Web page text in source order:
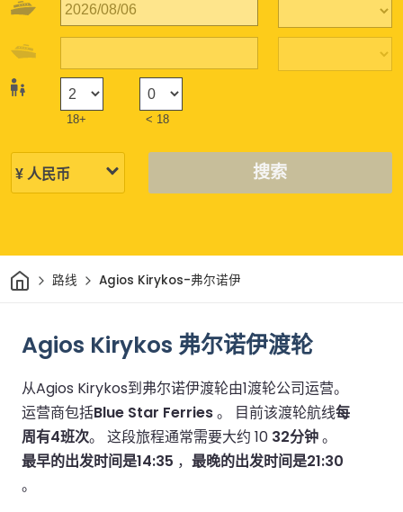
18+ < 18
搜索
家 路线 Agios Kirykos-弗尔诺伊
Agios Kirykos 弗尔诺伊渡轮
从Agios Kirykos到弗尔诺伊渡轮由1渡轮公司运营。
运营商包括Blue Star Ferries。 目前该渡轮航线每
周有4班次。 这段旅程通常需要大约 10 32分钟。
最早的出发时间是14:35 ， 最晚的出发时间是21:30
。